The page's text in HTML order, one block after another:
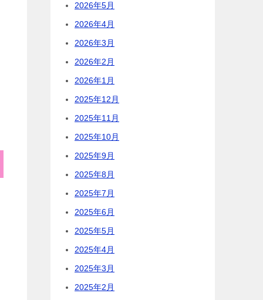
2026年5月
2026年4月
2026年3月
2026年2月
2026年1月
2025年12月
2025年11月
2025年10月
2025年9月
2025年8月
2025年7月
2025年6月
2025年5月
2025年4月
2025年3月
2025年2月